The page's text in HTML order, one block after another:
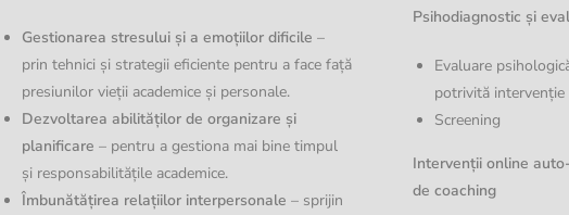
Gestionarea stresului și a emoțiilor dificile –
prin tehnici și strategii eficiente pentru a face față
presiunilor vieții academice și personale.
Dezvoltarea abilităților de organizare și
planificare – pentru a gestiona mai bine timpul
și responsabilitățile academice.
Îmbunătățirea relațiilor interpersonale – sprijin
Psihodiagnostic și
Evaluare
potrivită intervenție
Screening
Intervenții online
de coaching